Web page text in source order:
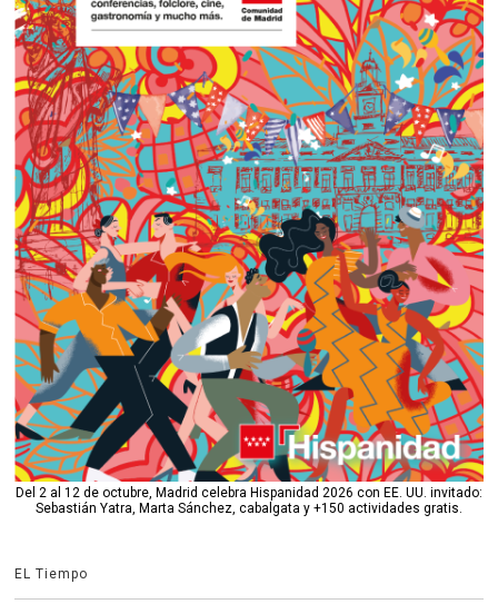
Del 2 al 12 de octubre, Madrid celebra Hispanidad 2026 con EE. UU. invitado:
Sebastián Yatra, Marta Sánchez, cabalgata y +150 actividades gratis.
EL Tiempo